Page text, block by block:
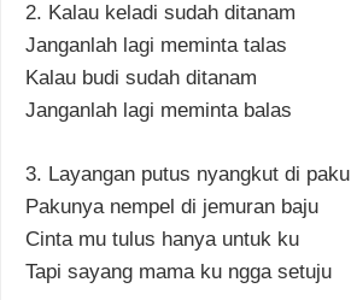
2. Kalau keladi sudah ditanam
Janganlah lagi meminta talas
Kalau budi sudah ditanam
Janganlah lagi meminta balas
3. Layangan putus nyangkut di paku
Pakunya nempel di jemuran baju
Cinta mu tulus hanya untuk ku
Tapi sayang mama ku ngga setuju